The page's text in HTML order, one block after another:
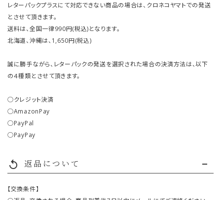
レターパックプラスにて対応できない商品の場合は、クロネコヤマトでの発送
とさせて頂きます。
送料は、全国一律990円(税込)となります。
北海道、沖縄は、1,650円(税込)
誠に勝手ながら、レターパックの発送を選択された場合の決済方法は、以下
の４種類とさせて頂きます。
○クレジット決済
○AmazonPay
○PayPal
○PayPay
replay 返品について
【交換条件】